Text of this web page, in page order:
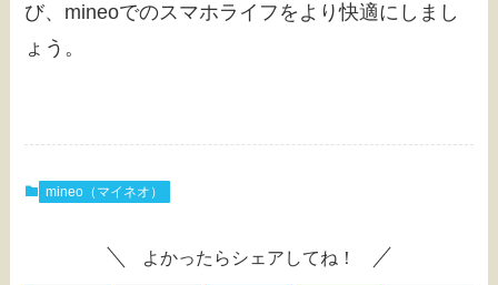
び、mineoでのスマホライフをより快適にしまし
ょう。
mineo（マイネオ）
よかったらシェアしてね！